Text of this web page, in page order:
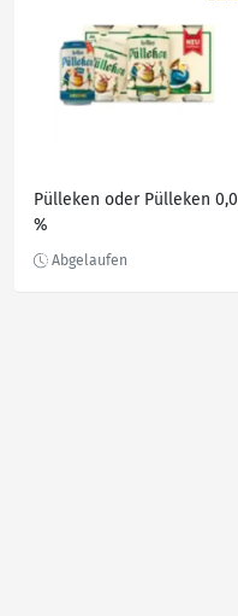
Pülleken oder Pülleken 0,0
%